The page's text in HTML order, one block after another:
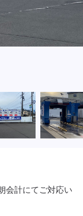
会計にてご対応い